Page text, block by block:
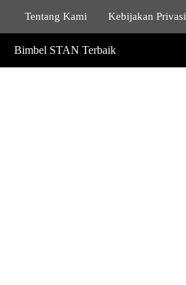
Tentang Kami Kebijakan Privasi
Bimbel STAN Terbaik